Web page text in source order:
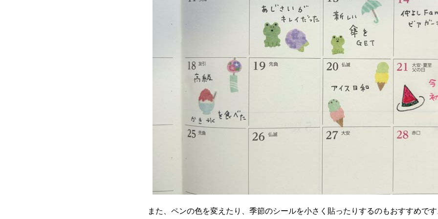
また、ペンの色を変えたり、季節のシールを小さく貼ったりするのもおすすめで